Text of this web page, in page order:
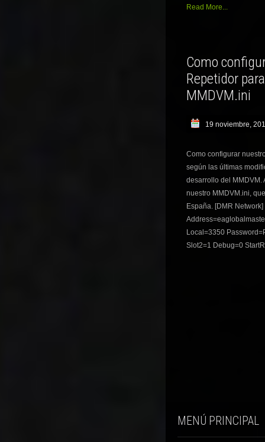
Read More...
Como
Repetidor
MMDVM.ini
19 noviembre,
Como configurar
según las últimas
desarrollo del MMDVM.
nuestro MMDVM.ini,
España. [DMR
Local=3350
Slot2=1 Debug=0
MENÚ PRINCIPAL